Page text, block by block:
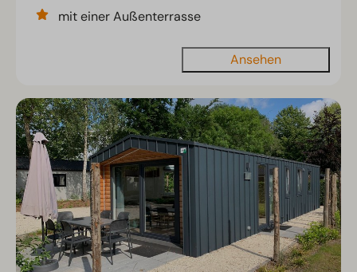
mit einer Außenterrasse
Ansehen